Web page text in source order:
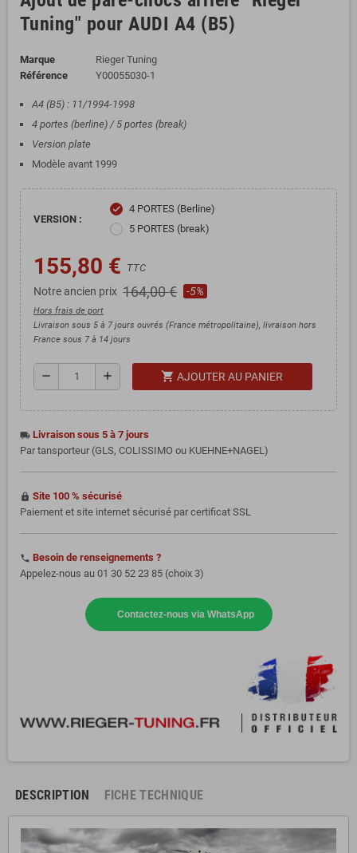
Tuning" pour AUDI A4 (B5)
Marque
Rieger Tuning
Référence
Y00055030-1
A4 (B5) : 11/1994-1998
4 portes (berline) / 5 portes (break)
Version plate
Modèle avant 1999
VERSION :
check
4 PORTES (Berline)
5 PORTES (break)
155,80 € TTC
Notre ancien prix 164,00 € -5%
Hors frais de port
Livraison sous 5 à 7 jours ouvrés (France métropolitaine), livraison hors
France sous 7 à 14 jours
remove add shopping_cart AJOUTER AU PANIER
local_shipping Livraison sous 5 à 7 jours
Par tansporteur (GLS, COLISSIMO ou KUEHNE+NAGEL)
https Site 100 % sécurisé
Paiement et site internet sécurisé par certificat SSL
phone Besoin de renseignements ?
Appelez-nous au 01 30 52 23 85 (choix 3)
Contactez-nous via WhatsApp
DESCRIPTION FICHE TECHNIQUE